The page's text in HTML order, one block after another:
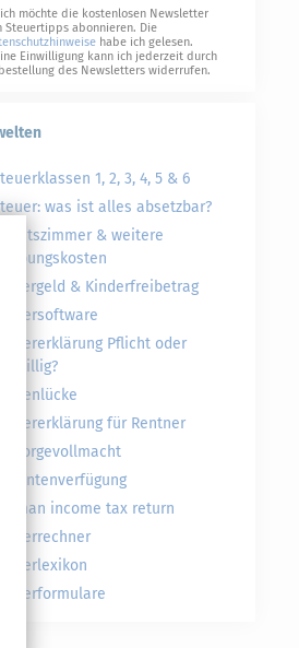
ich möchte die kostenlosen Newsletter
Steuertipps abonnieren. Die
habe ich gelesen.
Einwilligung kann ich jederzeit durch
des Newsletters widerrufen.
1, 2, 3, 4, 5 & 6
was ist alles absetzbar?
Arbeitszimmer & weitere
Werbungskosten
Kindergeld & Kinderfreibetrag
Steuersoftware
Steuererklärung Pflicht oder
freiwillig?
Rentenlücke
Steuererklärung für Rentner
Vorsorgevollmacht
Patientenverfügung
German income tax return
Steuerrechner
Steuerlexikon
Steuerformulare